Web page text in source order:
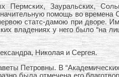
Зауральских,
помощь во времена
статс-дамою при дворе.
владениях у него было “на
Николая и Сергея.
Петровны. В